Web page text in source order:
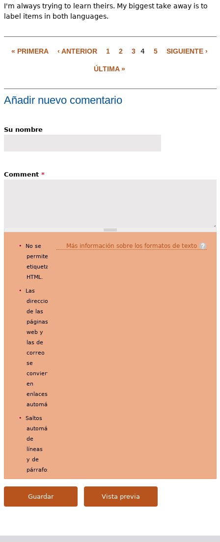
I'm always trying to learn theirs. My biggest take away is to
label items in both languages.
n
a
« PRIMERA ‹ ANTERIOR 1 2 3 4 5 SIGUIENTE ›
ÚLTIMA »
Añadir nuevo comentario
Su nombre
Comment *
Más información sobre los formatos de texto
No se
permiten
etiquetas
HTML.
Las
direcciones
de las
páginas
web y
las de
correo
se
convierten
en
enlaces
automáticamente.
Saltos
automáticos
de
líneas
y de
párrafos.